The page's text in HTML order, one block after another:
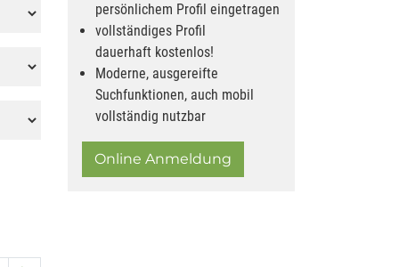
persönlichem Profil eingetragen
vollständiges Profil
dauerhaft kostenlos!
Moderne, ausgereifte
Suchfunktionen, auch mobil
vollständig nutzbar
Online Anmeldung